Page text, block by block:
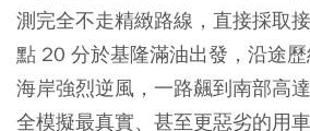
測完全不走精緻路線，直接採取
點 20 分於基隆滿油出發，沿途
海岸強烈逆風，一路飆到南部高
全模擬最真實、甚至更惡劣的用車